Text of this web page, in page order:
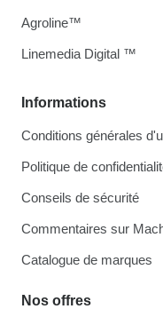
Informations
Conditions générales
Politique de
Conseils de sécurité
Commentaires sur
Catalogue de marques
Nos offres
Agroline™
Linemedia Digital ™